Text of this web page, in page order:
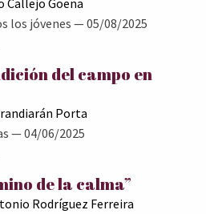
los jóvenes — 05/08/2025
del campo en
Porta
— 04/06/2025
de la calma”
Rodríguez Ferreira